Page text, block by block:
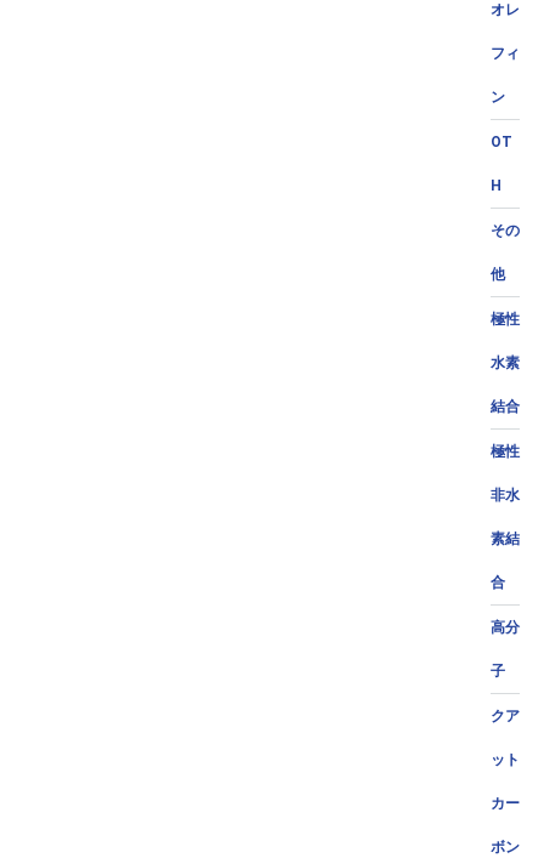
オレ
フィ
ン
OT
H
その
他
極性
水素
結合
極性
非水
素結
合
高分
子
クア
ット
カー
ボン